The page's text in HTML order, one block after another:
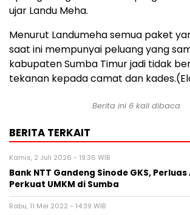
ujar Landu Meha.
Menurut Landumeha semua paket
saat ini mempunyai peluang yang
kabupaten Sumba Timur jadi tidak
tekanan kepada camat dan
Berita ini 6 kali dibaca
BERITA TERKAIT
Kamis, 2 Juli 2026 - 19:36 WIB
Bank NTT Gandeng Sinode GKS, Perluas
Perkuat UMKM di Sumba
Rabu, 11 Mei 2022 - 14:39 WIB